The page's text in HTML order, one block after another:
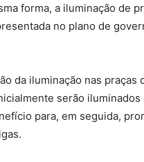
forma, a iluminação de
no plano de
da iluminação nas praças
serão iluminados
para, em seguida,